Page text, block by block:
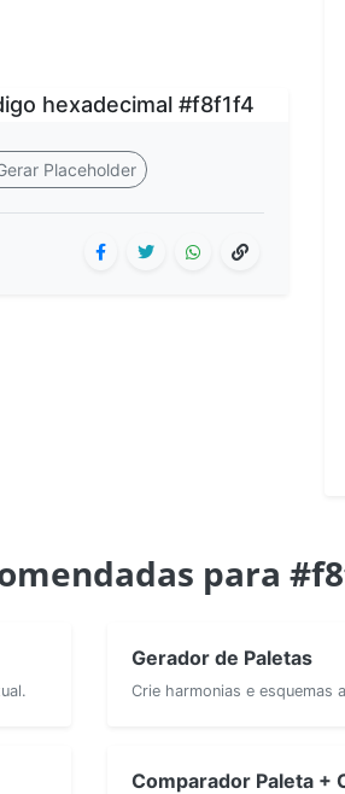
Placeholder
para
Gerador de Paletas
Crie harmonias e esquemas
Comparador Paleta +